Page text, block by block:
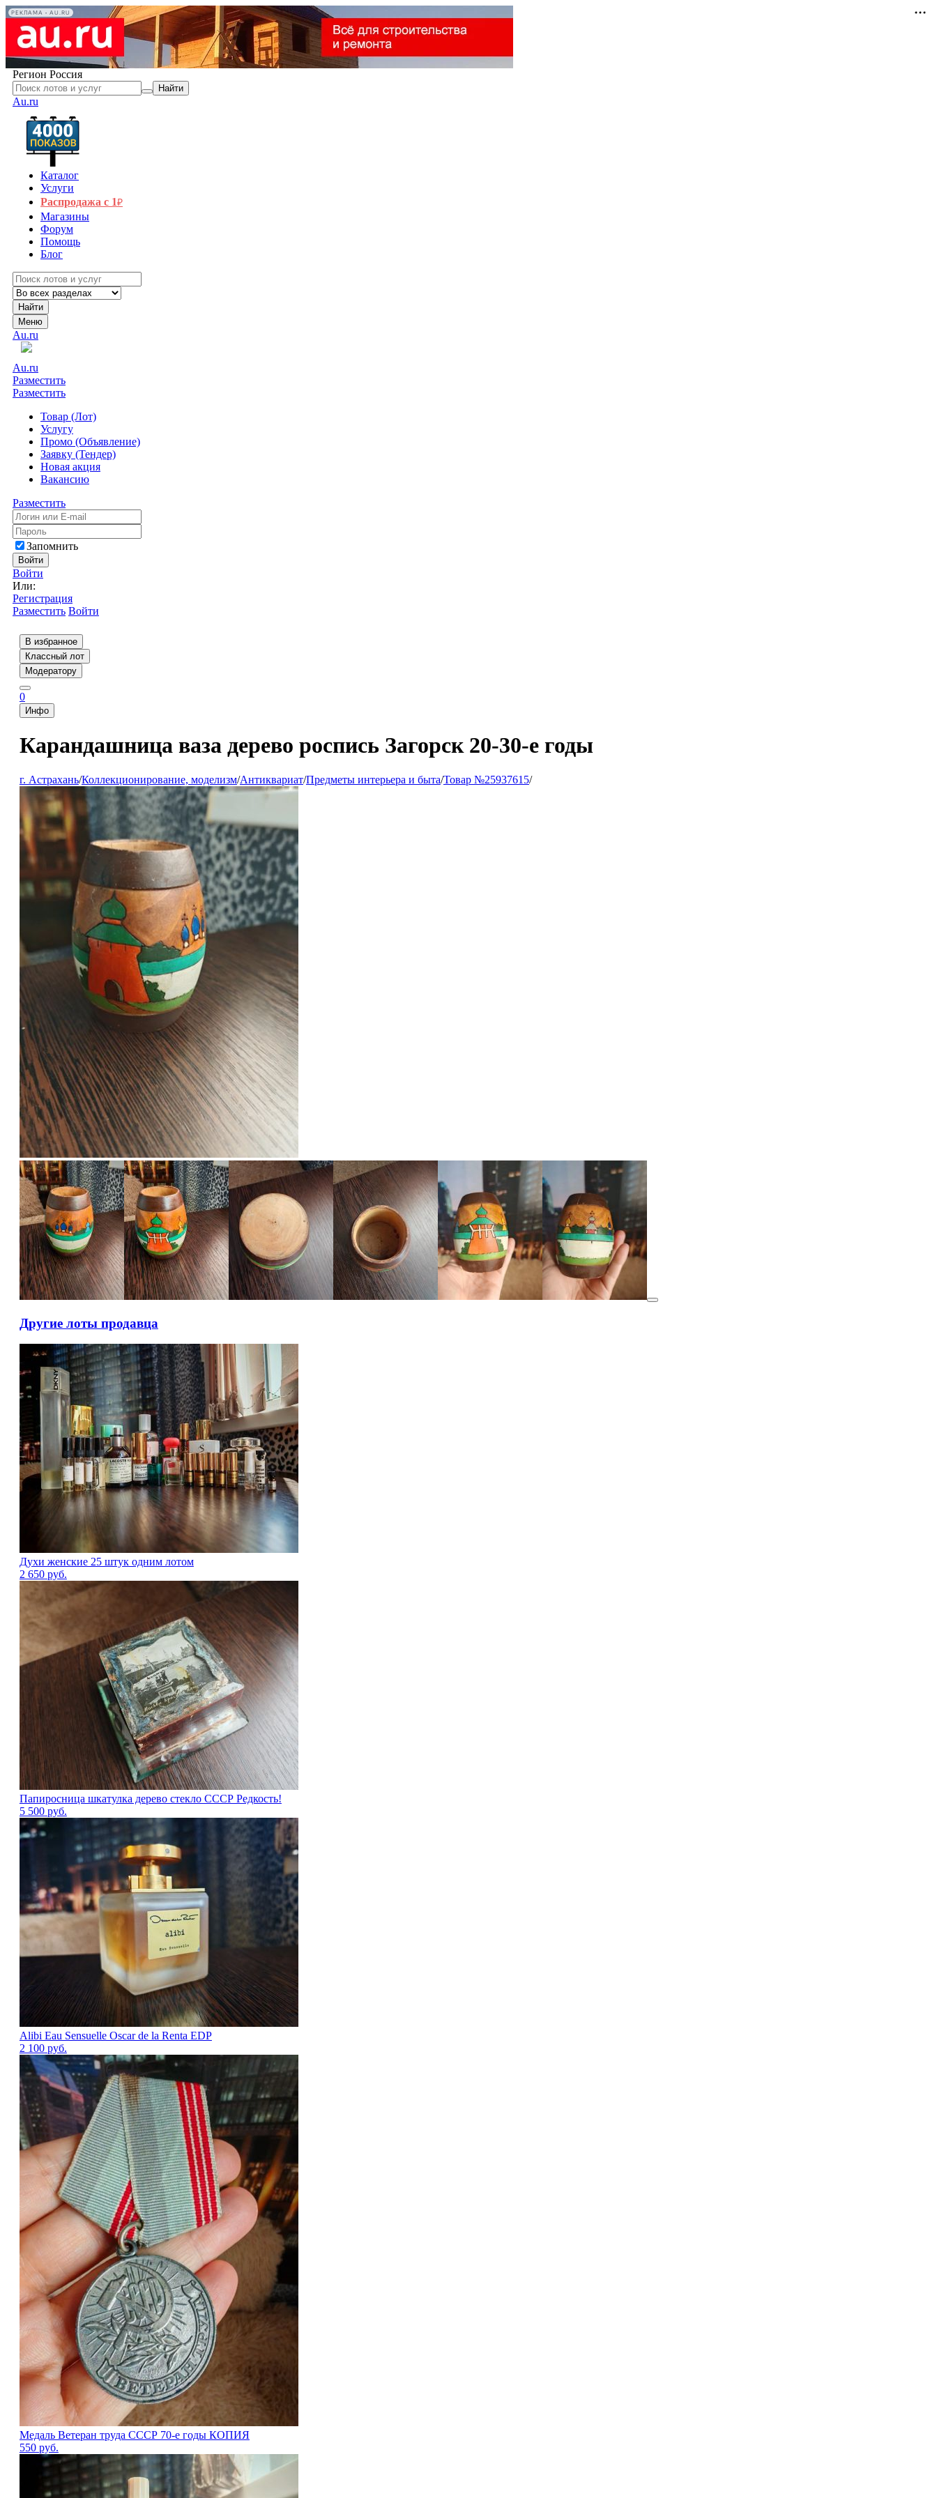
РЕКЛАМА • AU.RU
Регион Россия
Найти
Au.ru
Каталог
Услуги
Распродажа с 1₽
Магазины
Форум
Помощь
Блог
Найти
Меню
Au.ru
Au.ru
Разместить
Разместить
Товар (Лот)
Услугу
Промо (Объявление)
Заявку (Тендер)
Новая акция
Вакансию
Разместить
Запомнить
Войти
Войти
Или:
Регистрация
Разместить Войти
В избранное
Классный лот
Модератору
0
Инфо
Карандашница ваза дерево роспись Загорск 20-30-е годы
г. Астрахань/Коллекционирование, моделизм/Антиквариат/Предметы интерьера и быта/Товар №25937615/
Другие лоты продавца
Духи женские 25 штук одним лотом
2 650 руб.
Папиросница шкатулка дерево стекло СССР Редкость!
5 500 руб.
Alibi Eau Sensuelle Oscar de la Renta EDP
2 100 руб.
Медаль Ветеран труда СССР 70-е годы КОПИЯ
550 руб.